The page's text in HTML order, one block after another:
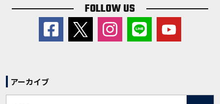
FOLLOW US
アーカイブ